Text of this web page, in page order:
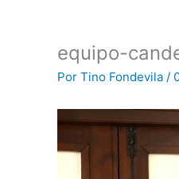
equipo-
Por Tino Fondevila /